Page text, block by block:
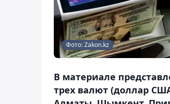
Фото: Zakon.kz
В материале
трех валют (доллар